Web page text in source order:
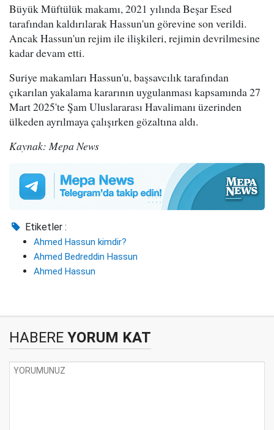
Büyük Müftülük makamı, 2021 yılında Beşar Esed
tarafından kaldırılarak Hassun'un görevine son verildi.
Ancak Hassun'un rejim ile ilişkileri, rejimin devrilmesine
kadar devam etti.
Suriye makamları Hassun'u, başsavcılık tarafından
çıkarılan yakalama kararının uygulanması kapsamında 27
Mart 2025'te Şam Uluslararası Havalimanı üzerinden
ülkeden ayrılmaya çalışırken gözaltına aldı.
Kaynak: Mepa News
Etiketler :
Ahmed Hassun kimdir?
Ahmed Bedreddin Hassun
Ahmed Hassun
HABERE YORUM KAT